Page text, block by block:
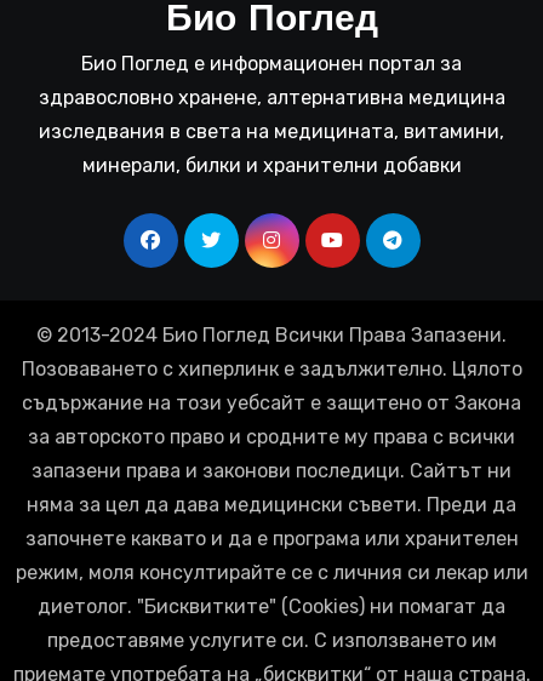
Био Поглед
Био Поглед е информационен портал за
здравословно хранене, алтернативна медицина
изследвания в света на медицината, витамини,
минерали, билки и хранителни добавки
© 2013-2024 Био Поглед Всички Права Запазени.
Позоваването с хиперлинк е задължително. Цялото
съдържание на този уебсайт е защитено от Закона
за авторското право и сродните му права с всички
запазени права и законови последици. Сайтът ни
няма за цел да дава медицински съвети. Преди да
започнете каквато и да е програма или хранителен
режим, моля консултирайте се с личния си лекар или
диетолог. "Бисквитките" (Cookies) ни помагат да
предоставяме услугите си. С използването им
приемате употребата на „бисквитки“ от наша страна.